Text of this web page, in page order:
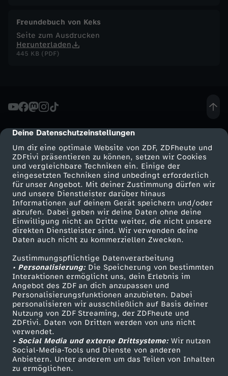
cmp-dialog-description
Deine Datenschutzeinstellungen
Um dir eine optimale Website von ZDF, ZDFheute und
ZDFtivi präsentieren zu können, setzen wir Cookies
und vergleichbare Techniken ein. Einige der
eingesetzten Techniken sind unbedingt erforderlich
für unser Angebot. Mit deiner Zustimmung dürfen wir
und unsere Dienstleister darüber hinaus
Informationen auf deinem Gerät speichern und/oder
abrufen. Dabei geben wir deine Daten ohne deine
Einwilligung nicht an Dritte weiter, die nicht unsere
direkten Dienstleister sind. Wir verwenden deine
Daten auch nicht zu kommerziellen Zwecken.
Zustimmungspflichtige Datenverarbeitung
• Personalisierung:Die Speicherung von bestimmten
Interaktionen ermöglicht uns, dein Erlebnis im
Angebot des ZDF an dich anzupassen und
Personalisierungsfunktionen anzubieten. Dabei
personalisieren wir ausschließlich auf Basis deiner
Nutzung von ZDF Streaming, der ZDFheute und
ZDFtivi. Daten von Dritten werden von uns nicht
verwendet.
• Social Media und externe Drittsysteme:Wir nutzen
Social-Media-Tools und Dienste von anderen
Anbietern. Unter anderem um das Teilen von Inhalten
zu ermöglichen.
s
e
r
B
a
u
d
e
r
P
y
r
Freundebuch von Keks
Seite zum Ausdrucken
Herunterladen
445 KB (PDF)
Mehr ZDF
ZDF-Apps
Smart TV
ZDFtext
Livestreams
Sendungen A-Z
TV-Programm
Service
ZDFmitreden
Kontakt zum ZDF
Tickets
Zuschauerservice
Hilfe
ZDF Unternehmen
Karriere